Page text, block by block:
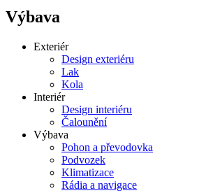
Výbava
Exteriér
Design exteriéru
Lak
Kola
Interiér
Design interiéru
Čalounění
Výbava
Pohon a převodovka
Podvozek
Klimatizace
Rádia a navigace